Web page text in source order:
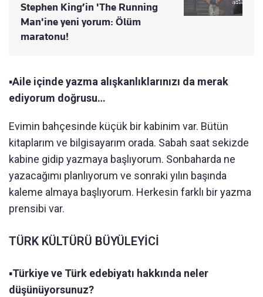
Stephen King’in 'The Running
Man'ine yeni yorum: Ölüm
maratonu!
▪️Aile içinde yazma alışkanlıklarınızı da merak
ediyorum doğrusu…
Evimin bahçesinde küçük bir kabinim var. Bütün
kitaplarım ve bilgisayarım orada. Sabah saat sekizde
kabine gidip yazmaya başlıyorum. Sonbaharda ne
yazacağımı planlıyorum ve sonraki yılın başında
kaleme almaya başlıyorum. Herkesin farklı bir yazma
prensibi var.
TÜRK KÜLTÜRÜ BÜYÜLEYİCİ
▪️Türkiye ve Türk edebiyatı hakkında neler
düşünüyorsunuz?